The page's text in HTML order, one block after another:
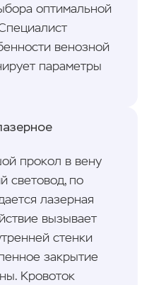
оптимальной
венозной
параметры
прокол в вену
световод, по
лазерная
вызывает
стенки
закрытие
Кровоток